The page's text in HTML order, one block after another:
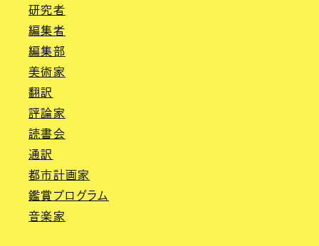
研究者
編集者
編集部
美術家
翻訳
評論家
読書会
通訳
都市計画家
鑑賞プログラム
音楽家